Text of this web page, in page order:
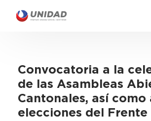
Convocatoria a la
de las Asambleas
Cantonales, así como
elecciones del Frente